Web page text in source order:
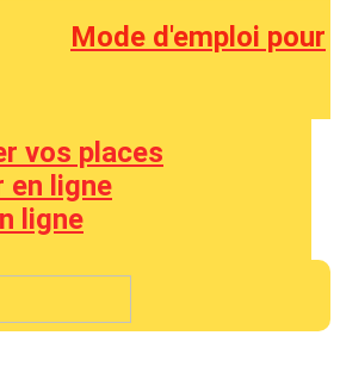
Mode d'emploi pour
vos places
en ligne
ligne